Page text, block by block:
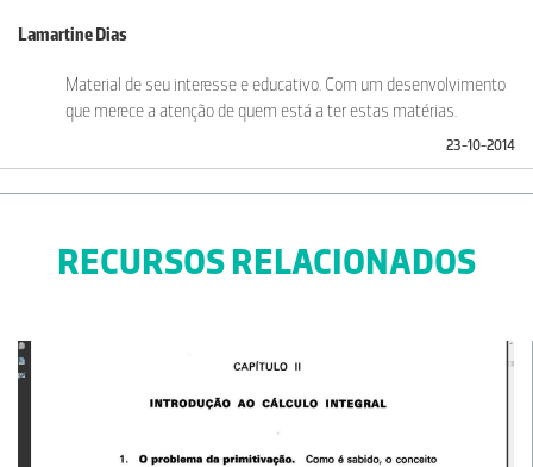
Lamartine Dias
Material de seu interesse e educativo. Com um desenvolvimento
que merece a atenção de quem está a ter estas matérias.
23-10-2014
RECURSOS RELACIONADOS